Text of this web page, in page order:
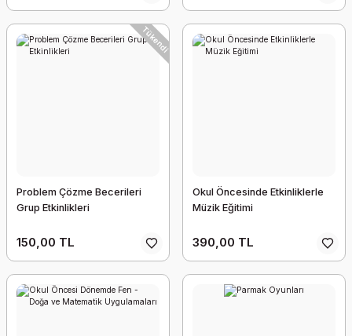
Tükendi
Problem Çözme Becerileri
Grup Etkinlikleri
150,00 TL
Okul Öncesinde Etkinliklerle
Müzik Eğitimi
390,00 TL